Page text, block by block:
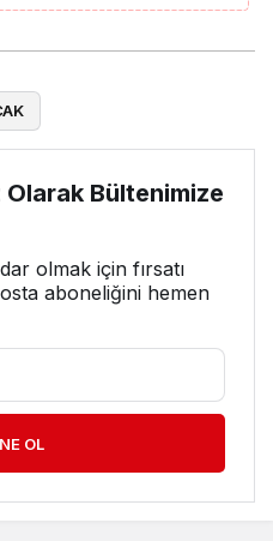
Bültenimize
olmak için fırsatı
aboneliğini hemen
OL